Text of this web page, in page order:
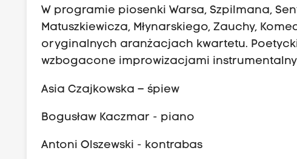
W programie piosenki Warsa, Szpilmana,
Matuszkiewicza, Młynarskiego, Zauchy,
oryginalnych aranżacjach kwartetu.
wzbogacone improwizacjami
Asia Czajkowska – śpiew
Bogusław Kaczmar - piano
Antoni Olszewski - kontrabas